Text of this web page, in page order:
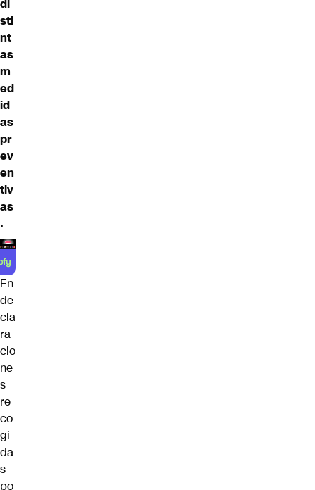
di
sti
nt
as
m
ed
id
as
pr
ev
en
tiv
as
.
En
de
cla
ra
cio
ne
s
re
co
gi
da
s
po